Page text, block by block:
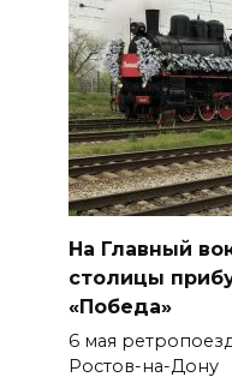
На Главный
столицы
«Победа»
6 мая
Ростов-на-Дону